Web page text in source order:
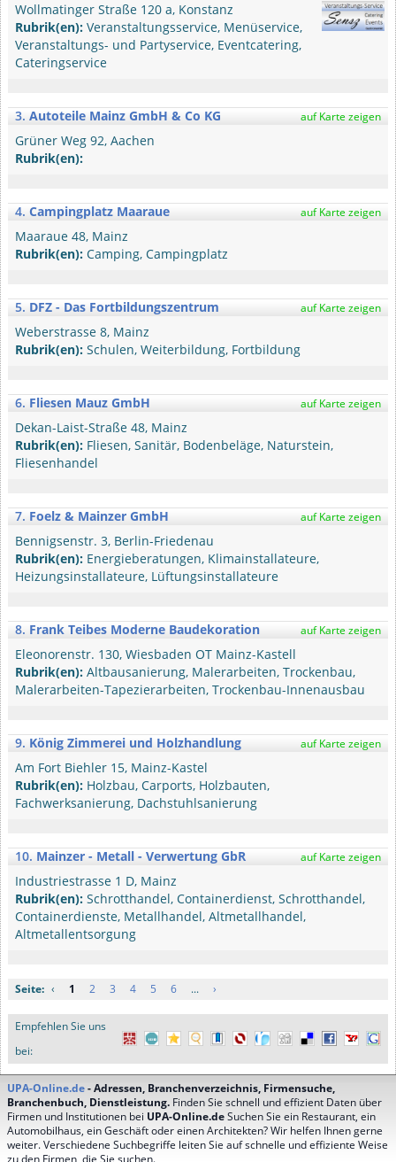
Wollmatinger Straße 120 a, Konstanz
Rubrik(en): Veranstaltungsservice, Menüservice,
Veranstaltungs- und Partyservice, Eventcatering,
Cateringservice
3. Autoteile Mainz GmbH & Co KG auf Karte zeigen
Grüner Weg 92, Aachen
Rubrik(en):
4. Campingplatz Maaraue auf Karte zeigen
Maaraue 48, Mainz
Rubrik(en): Camping, Campingplatz
5. DFZ - Das Fortbildungszentrum auf Karte zeigen
Weberstrasse 8, Mainz
Rubrik(en): Schulen, Weiterbildung, Fortbildung
6. Fliesen Mauz GmbH auf Karte zeigen
Dekan-Laist-Straße 48, Mainz
Rubrik(en): Fliesen, Sanitär, Bodenbeläge, Naturstein,
Fliesenhandel
7. Foelz & Mainzer GmbH auf Karte zeigen
Bennigsenstr. 3, Berlin-Friedenau
Rubrik(en): Energieberatungen, Klimainstallateure,
Heizungsinstallateure, Lüftungsinstallateure
8. Frank Teibes Moderne Baudekoration auf Karte zeigen
Eleonorenstr. 130, Wiesbaden OT Mainz-Kastell
Rubrik(en): Altbausanierung, Malerarbeiten, Trockenbau,
Malerarbeiten-Tapezierarbeiten, Trockenbau-Innenausbau
9. König Zimmerei und Holzhandlung auf Karte zeigen
Am Fort Biehler 15, Mainz-Kastel
Rubrik(en): Holzbau, Carports, Holzbauten,
Fachwerksanierung, Dachstuhlsanierung
10. Mainzer - Metall - Verwertung GbR auf Karte zeigen
Industriestrasse 1 D, Mainz
Rubrik(en): Schrotthandel, Containerdienst, Schrotthandel,
Containerdienste, Metallhandel, Altmetallhandel,
Altmetallentsorgung
Seite: ‹ 1 2 3 4 5 6 ... ›
Empfehlen Sie uns
bei:
UPA-Online.de- Adressen, Branchenverzeichnis, Firmensuche,
Branchenbuch, Dienstleistung. Finden Sie schnell und effizient Daten über
Firmen und Institutionen bei UPA-Online.deSuchen Sie ein Restaurant, ein
Automobilhaus, ein Geschäft oder einen Architekten? Wir helfen Ihnen gerne
weiter. Verschiedene Suchbegriffe leiten Sie auf schnelle und effiziente Weise
zu den Firmen, die Sie suchen.